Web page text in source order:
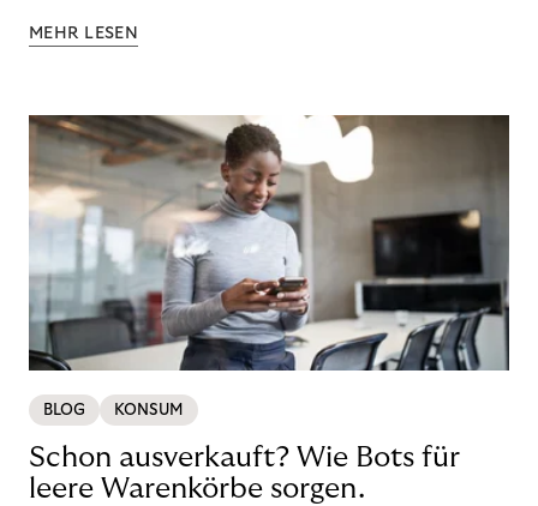
MEHR LESEN
BLOG KONSUM
Schon ausverkauft? Wie Bots für
leere Warenkörbe sorgen.